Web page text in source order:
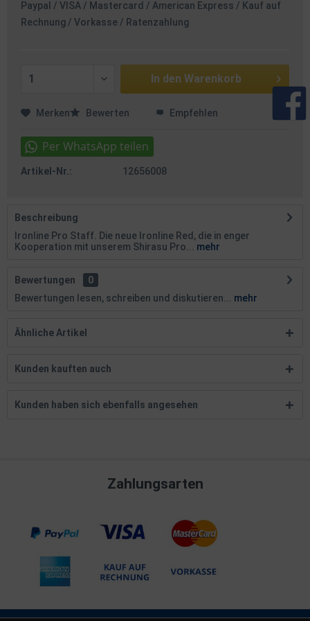
Paypal / VISA / Mastercard / American Express / Kauf auf
Rechnung / Vorkasse / Ratenzahlung
In den Warenkorb
Merken Bewerten Empfehlen
Artikel-Nr.: 12656008
Beschreibung
Ironline Pro Staff. Die neue Ironline Red, die in enger
Kooperation mit unserem Shirasu Pro...
mehr
Bewertungen
0
Bewertungen lesen, schreiben und diskutieren...
mehr
Ähnliche Artikel
Kunden kauften auch
Kunden haben sich ebenfalls angesehen
Zahlungsarten